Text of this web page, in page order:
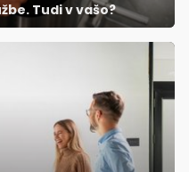
Tudi v vašo?